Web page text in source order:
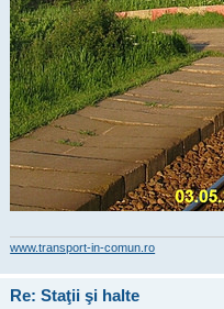
www.transport-in-comun.ro
Re: Staţii şi halte